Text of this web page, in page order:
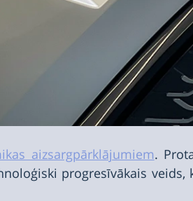
aizsargpārklājumiem.
progresīvākais veids,